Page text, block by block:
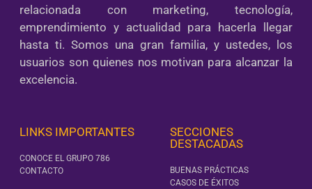
relacionada con marketing, tecnología,
emprendimiento y actualidad para hacerla llegar
hasta ti. Somos una gran familia, y ustedes, los
usuarios son quienes nos motivan para alcanzar la
excelencia.
LINKS IMPORTANTES
CONOCE EL GRUPO 786
CONTACTO
SECCIONES
DESTACADAS
BUENAS PRÁCTICAS
CASOS DE ÉXITOS